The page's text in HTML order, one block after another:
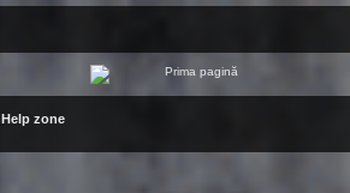
Help zone